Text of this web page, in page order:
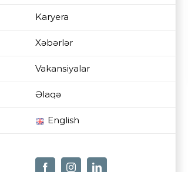
Karyera
Xəbərlər
Vakansiyalar
Əlaqə
English
FacebookInstagramLinkedIn